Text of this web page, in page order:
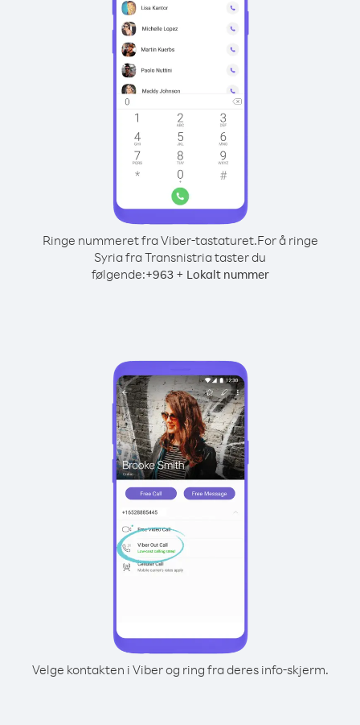
Ringe nummeret fra Viber-tastaturet.For å ringe
Syria fra Transnistria taster du
følgende:+963+ Lokalt nummer
Velge kontakten i Viber og ring fra deres info-skjerm.